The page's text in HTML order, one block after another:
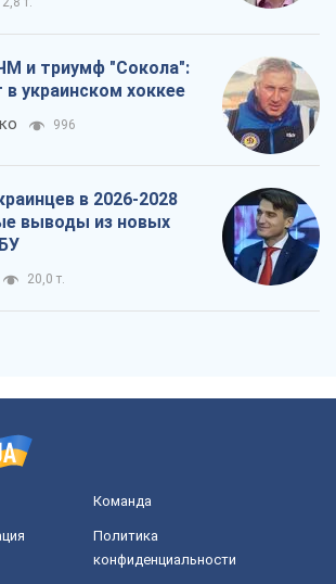
и триумф "Сокола":
в украинском хоккее
996
в 2026-2028
выводы из новых
20,0 т.
Команда
Политика
конфиденциальности